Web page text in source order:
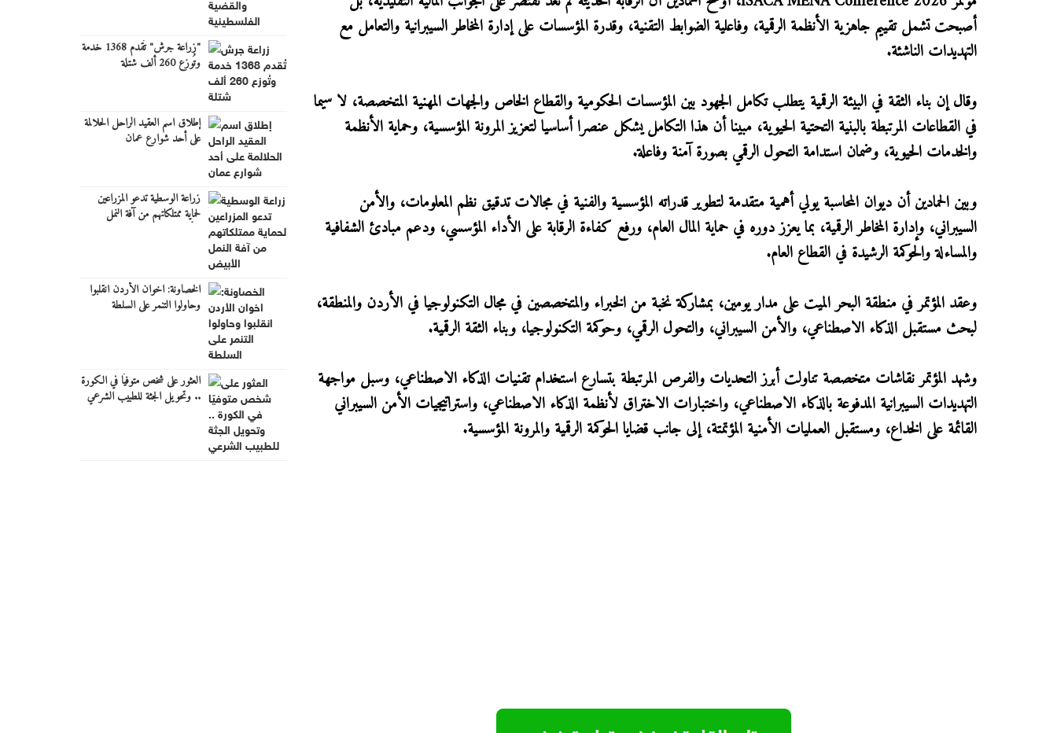
أصبحت تشمل تقييم جاهزية الأنظمة الرقمية، وفاعلية الضوابط التقنية، وقدرة المؤسسات على إدارة المخاطر السيبرانية والتعامل مع
التهديدات الناشئة.
وقال إن بناء الثقة في البيئة الرقمية يتطلب تكامل الجهود بين المؤسسات الحكومية والقطاع الخاص والجهات المهنية المتخصصة، لا سيما
في القطاعات المرتبطة بالبنية التحتية الحيوية، مبينا أن هذا التكامل يشكل عنصرا أساسيا لتعزيز المرونة المؤسسية، وحماية الأنظمة
والخدمات الحيوية، وضمان استدامة التحول الرقمي بصورة آمنة وفاعلة.
وبين الحمادين أن ديوان المحاسبة يولي أهمية متقدمة لتطوير قدراته المؤسسية والفنية في مجالات تدقيق نظم المعلومات، والأمن
السيبراني، وإدارة المخاطر الرقمية، بما يعزز دوره في حماية المال العام، ورفع كفاءة الرقابة على الأداء المؤسسي، ودعم مبادئ الشفافية
والمساءلة والحوكمة الرشيدة في القطاع العام.
وعقد المؤتمر في منطقة البحر الميت على مدار يومين، بمشاركة نخبة من الخبراء والمتخصصين في مجال التكنولوجيا في الأردن والمنطقة،
لبحث مستقبل الذكاء الاصطناعي، والأمن السيبراني، والتحول الرقمي، وحوكمة التكنولوجيا، وبناء الثقة الرقمية.
وشهد المؤتمر نقاشات متخصصة تناولت أبرز التحديات والفرص المرتبطة بتسارع استخدام تقنيات الذكاء الاصطناعي، وسبل مواجهة
التهديدات السيبرانية المدفوعة بالذكاء الاصطناعي، واختبارات الاختراق لأنظمة الذكاء الاصطناعي، واستراتيجيات الأمن السيبراني
القائمة على الخداع، ومستقبل العمليات الأمنية المؤتمتة، إلى جانب قضايا الحوكمة الرقمية والمرونة المؤسسية.
"زراعة جرش" تُقدم 1368 خدمة
وتُوزع 260 ألف شتلة
إطلاق اسم العقيد الراحل الحلالمة
على أحد شوارع عمان
زراعة الوسطية تدعو المزراعين
لحماية ممتلكاتهم من آفة النمل
الخصاونة: اخوان الأردن انقلبوا
وحاولوا التنمر على السلطة
العثور على شخص متوفيًا في الكورة
.. وتحويل الجثة للطبيب الشرعي